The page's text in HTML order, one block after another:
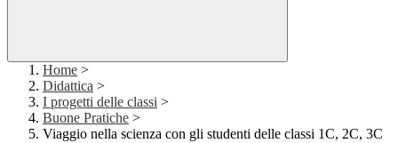
Home >
Didattica >
I progetti delle classi >
Buone Pratiche >
Viaggio nella scienza con gli studenti delle classi 1C, 2C, 3C